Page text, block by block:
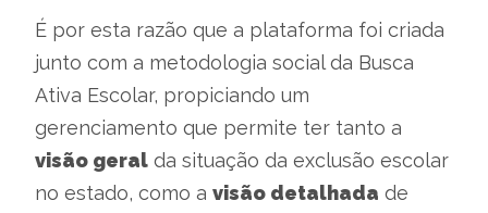
É por esta razão que a plataforma foi criada
junto com a metodologia social da Busca
Ativa Escolar, propiciando um
gerenciamento que permite ter tanto a
visão geralda situação da exclusão escolar
no estado, como a visão detalhada de